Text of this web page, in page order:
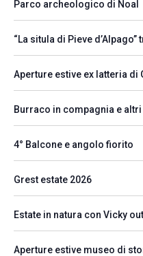
Parco archeologico di Noal
“La situla di Pieve
Aperture estive ex latteria di
Burraco in compagnia e
4° Balcone e angolo fiorito
Grest estate 2026
Estate in natura con Vicky
Aperture estive museo di